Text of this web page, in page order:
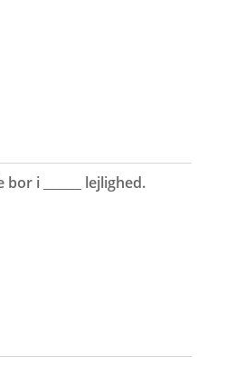
bor i ______ lejlighed.